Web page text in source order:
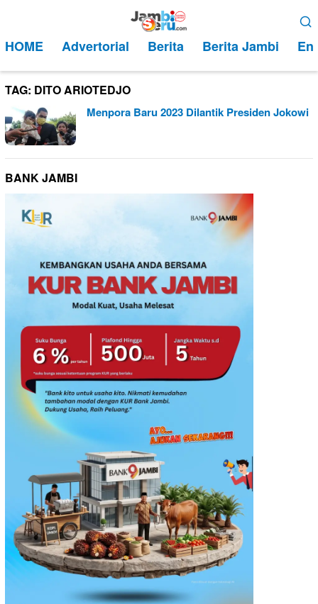
kontenMobile
HOME Advertorial Berita Berita Jambi
TAG: DITO ARIOTEDJO
Menpora Baru 2023 Dilantik Presiden Jokowi
BANK JAMBI